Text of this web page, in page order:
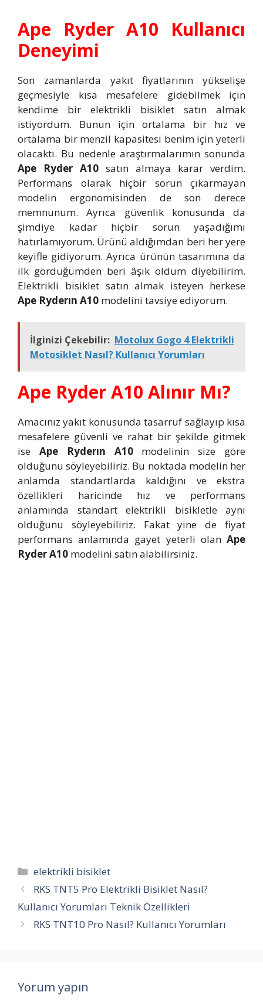
Ape Ryder A10 Kullanıcı
Deneyimi
Son zamanlarda yakıt fiyatlarının yükselişe
geçmesiyle kısa mesafelere gidebilmek için
kendime bir elektrikli bisiklet satın almak
istiyordum. Bunun için ortalama bir hız ve
ortalama bir menzil kapasitesi benim için yeterli
olacaktı. Bu nedenle araştırmalarımın sonunda
Ape Ryder A10 satın almaya karar verdim.
Performans olarak hiçbir sorun çıkarmayan
modelin ergonomisinden de son derece
memnunum. Ayrıca güvenlik konusunda da
şimdiye kadar hiçbir sorun yaşadığımı
hatırlamıyorum. Ürünü aldığımdan beri her yere
keyifle gidiyorum. Ayrıca ürünün tasarımına da
ilk gördüğümden beri âşık oldum diyebilirim.
Elektrikli bisiklet satın almak isteyen herkese
Ape Ryderın A10 modelini tavsiye ediyorum.
İlginizi Çekebilir: Motolux Gogo 4 Elektrikli
Motosiklet Nasıl? Kullanıcı Yorumları
Ape Ryder A10 Alınır Mı?
Amacınız yakıt konusunda tasarruf sağlayıp kısa
mesafelere güvenli ve rahat bir şekilde gitmek
ise Ape Ryderın A10modelinin size göre
olduğunu söyleyebiliriz. Bu noktada modelin her
anlamda standartlarda kaldığını ve ekstra
özellikleri haricinde hız ve performans
anlamında standart elektrikli bisikletle aynı
olduğunu söyleyebiliriz. Fakat yine de fiyat
performans anlamında gayet yeterli olan Ape
Ryder A10 modelini satın alabilirsiniz.
Kategoriler
elektrikli bisiklet
RKS TNT5 Pro Elektrikli Bisiklet Nasıl?
Kullanıcı Yorumları Teknik Özellikleri
RKS TNT10 Pro Nasıl? Kullanıcı Yorumları
Yorum yapın